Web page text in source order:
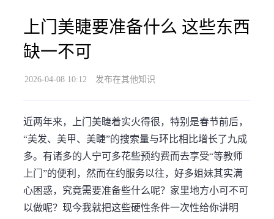
上门美睫要准备什么 这些东西
缺一不可
2026-04-08 10:12 发布在其他知识
近两年来，上门美睫着实火得很，特别是春节前后，
“美发、美甲、美睫”的搜索量与环比相比增长了九成
多。有诸多的人宁可多花些预约费而去享受“等教师
上门”的便利，然而在约服务以往，好多姐妹其实满
心困惑，究竟需要准备些什么呢？家里地方小可不可
以做呢？现今我就把这些硬性条件一次性给你讲明